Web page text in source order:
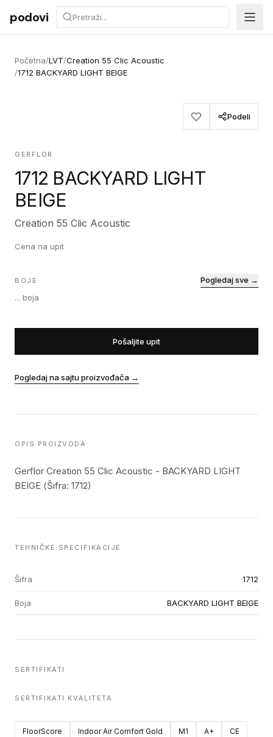
Preskoči na sadržaj
podovi
Početna/LVT/Creation 55 Clic Acoustic
/1712 BACKYARD LIGHT BEIGE
Podeli
GERFLOR
1712 BACKYARD LIGHT
BEIGE
Creation 55 Clic Acoustic
Cena na upit
BOJE
... boja
Pogledaj sve →
Pošaljite upit
Pogledaj na sajtu proizvođača →
OPIS PROIZVODA
Gerflor Creation 55 Clic Acoustic - BACKYARD LIGHT
BEIGE (Šifra: 1712)
TEHNIČKE SPECIFIKACIJE
Šifra 1712
Boja BACKYARD LIGHT BEIGE
SERTIFIKATI
SERTIFIKATI KVALITETA
FloorScore Indoor Air Comfort Gold M1 A+ CE